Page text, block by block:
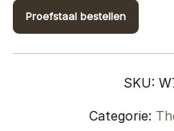
vloer
–
Proefstaal bestellen
SKU:
Categorie: